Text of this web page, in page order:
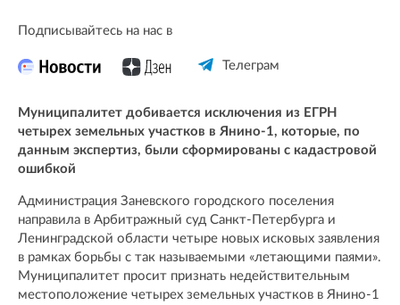
Подписывайтесь на нас в
Телеграм
Муниципалитет добивается исключения из ЕГРН
четырех земельных участков в Янино-1, которые, по
данным экспертиз, были сформированы с кадастровой
ошибкой
Администрация Заневского городского поселения
направила в Арбитражный суд Санкт-Петербурга и
Ленинградской области четыре новых исковых заявления
в рамках борьбы с так называемыми «летающими паями».
Муниципалитет просит признать недействительным
местоположение четырех земельных участков в Янино-1